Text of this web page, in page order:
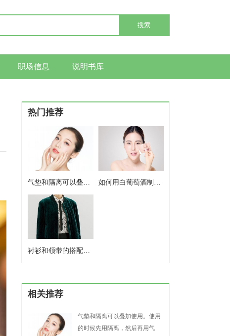
搜索
职场信息 说明书库
热门推荐
气垫和隔离可以叠加使用吗 气垫和隔离能不能一起用 如何用白葡萄酒制作爽肤水 白葡萄酒制作爽肤水的好处
衬衫和领带的搭配方法
相关推荐
气垫和隔离可以叠加使用。使用
的时候先用隔离，然后再用气